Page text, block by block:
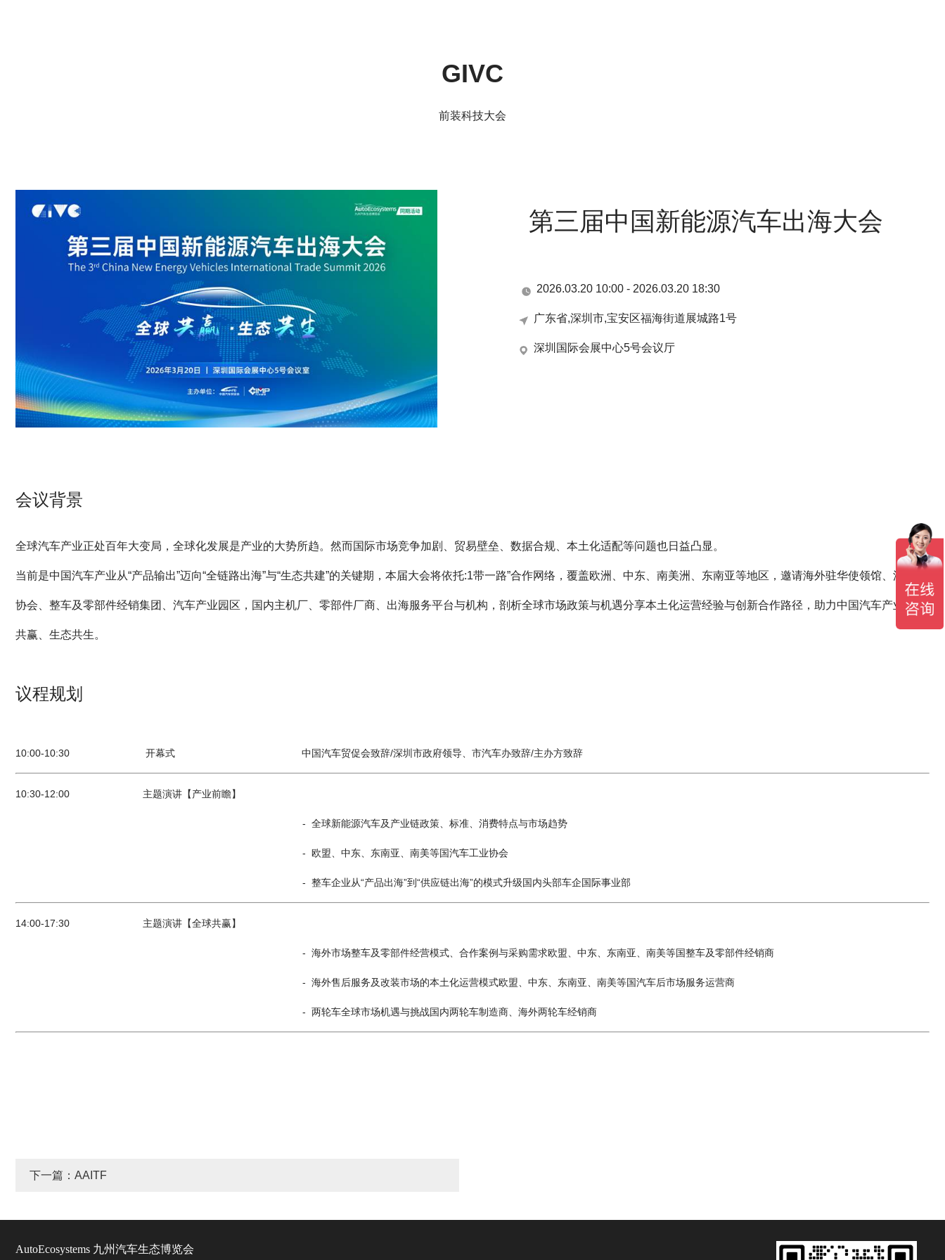
GIVC
前装科技大会
第三届中国新能源汽车出海大会
2026.03.20 10:00 - 2026.03.20 18:30
广东省,深圳市,宝安区福海街道展城路1号
深圳国际会展中心5号会议厅
会议背景
全球汽车产业正处百年大变局，全球化发展是产业的大势所趋。然而国际市场竞争加剧、贸易壁垒、数据合规、本土化适配等问题也日益凸显。
当前是中国汽车产业从“产品输出”迈向“全链路出海”与“生态共建”的关键期，本届大会将依托:1带一路”合作网络，覆盖欧洲、中东、南美洲、东南亚等地区，邀请海外驻华使领馆、汽车商
协会、整车及零部件经销集团、汽车产业园区，国内主机厂、零部件厂商、出海服务平台与机构，剖析全球市场政策与机遇分享本土化运营经验与创新合作路径，助力中国汽车产业全球
共赢、生态共生。
议程规划
10:00-10:30 开幕式 中国汽车贸促会致辞/深圳市政府领导、市汽车办致辞/主办方致辞
10:30-12:00 主题演讲【产业前瞻】
- 全球新能源汽车及产业链政策、标准、消费特点与市场趋势
- 欧盟、中东、东南亚、南美等国汽车工业协会
- 整车企业从“产品出海”到“供应链出海”的模式升级国内头部车企国际事业部
14:00-17:30 主题演讲【全球共赢】
- 海外市场整车及零部件经营模式、合作案例与采购需求欧盟、中东、东南亚、南美等国整车及零部件经销商
- 海外售后服务及改装市场的本土化运营模式欧盟、中东、东南亚、南美等国汽车后市场服务运营商
- 两轮车全球市场机遇与挑战国内两轮车制造商、海外两轮车经销商
下一篇：AAITF
AutoEcosystems 九州汽车生态博览会